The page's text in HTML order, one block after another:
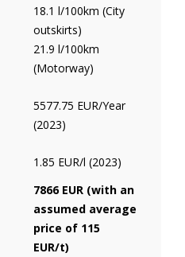
18.1 l/100km (City
outskirts)
21.9 l/100km
(Motorway)
5577.75 EUR/Year
(2023)
1.85 EUR/l (2023)
7866 EUR (with an
assumed average
price of 115
EUR/t)